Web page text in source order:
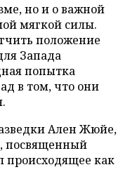
но и о важной
мягкой силы.
положение
Запада
попытка
в том, что они
Ален Жюйе,
посвященный
происходящее как